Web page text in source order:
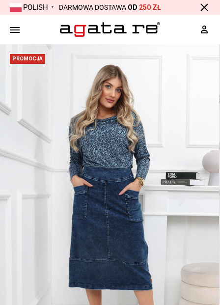
POLISH ▼ DARMOWA DOSTAWA OD 250 ZŁ
PROMOCJA